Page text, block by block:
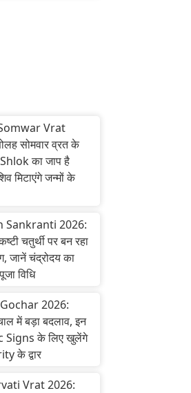
Vrat
सोमवार व्रत के
Shlok का जाप है
मिटाएंगे जन्मों के
Sankranti 2026:
चतुर्थी पर बन रहा
जानें चंद्रोदय का
विधि
2026:
में बड़ा बदलाव, इन
Signs के लिए खुलेंगे
के द्वार
Vrat 2026: